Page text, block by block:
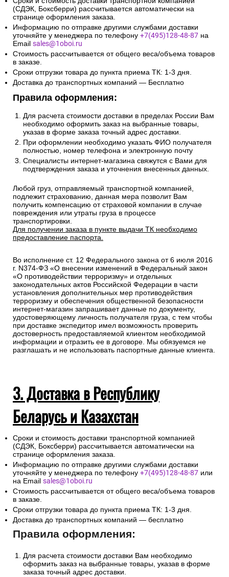
(СДЭК, Боксберри) рассчитывается автоматически на
странице оформления заказа.
Информацию по отправке другими службами доставки
уточняйте у менеджера по телефону +7(495)128-48-87 на
Email sales@1oboi.ru
Стоимость рассчитывается от общего веса/объема товаров
в заказе.
Сроки отгрузки товара до пункта приема ТК: 1-3 дня.
Доставка до транспортных компаний — Бесплатно
Правила оформления:
Для расчета стоимости доставки в пределах России Вам
необходимо оформить заказ на выбранные товары,
указав в форме заказа точный адрес доставки.
При оформлении необходимо указать ФИО получателя
полностью, номер телефона и электронную почту
Специалисты интернет-магазина свяжутся с Вами для
подтверждения заказа и уточнения внесенных данных.
Любой груз, отправляемый транспортной компанией,
подлежит страхованию, данная мера позволит Вам
получить компенсацию от страховой компании в случае
повреждения или утраты груза в процессе
транспортировки.
Для получении заказа в пункте выдачи ТК необходимо
предоставление паспорта.
Во исполнение ст. 12 Федерального закона от 6 июля 2016
г. N374-ФЗ «О внесении изменений в Федеральный закон
«О противодействии терроризму» и отдельных
законодательных актов Российской Федерации в части
установления дополнительных мер противодействия
терроризму и обеспечения общественной безопасности
интернет-магазин запрашивает данные по документу,
удостоверяющему личность получателя груза, с тем чтобы
при доставке экспедитор имел возможность проверить
достоверность предоставляемой клиентом необходимой
информации и отразить ее в договоре. Мы обязуемся не
разглашать и не использовать паспортные данные клиента.
3. Доставка в Республику
Беларусь и Казахстан
Сроки и стоимость доставки транспортной компанией
(СДЭК, Боксберри) рассчитывается автоматически на
странице оформления заказа.
Информацию по отправке другими службами доставки
уточняйте у менеджера по телефону +7(495)128-48-87 или
на Email sales@1oboi.ru
Стоимость рассчитывается от общего веса/объема товаров
в заказе.
Сроки отгрузки товара до пункта приема ТК: 1-3 дня.
Доставка до транспортных компаний — бесплатно
Правила оформления:
Для расчета стоимости доставки Вам необходимо
оформить заказ на выбранные товары, указав в форме
заказа точный адрес доставки.